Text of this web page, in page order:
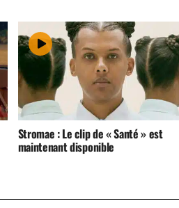
Stromae : Le clip de « Santé » est
maintenant disponible